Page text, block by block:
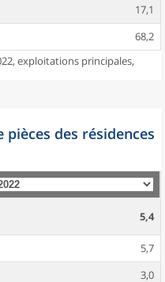
17,1
68,2
exploitations principales,
pièces des résidences
5,4
5,7
3,0